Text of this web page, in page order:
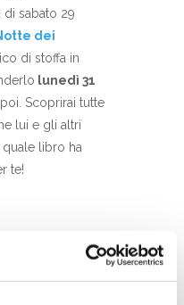
di sabato 29
dei
di stoffa in
lunedì 31
Scoprirai tutte
lui e gli altri
libro ha
te!